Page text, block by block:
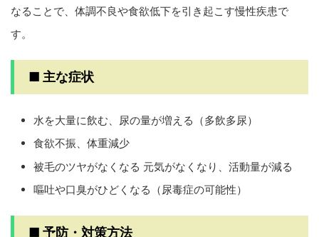
なることで、体調不良や食欲低下を引き起こす慢性疾患で
す。
■ 主な症状
水を大量に飲む、尿の量が増える（多飲多尿）
食欲不振、体重減少
被毛のツヤがなくなる 元気がなくなり、活動量が減る
嘔吐や口臭がひどくなる（尿毒症の可能性）
■ 予防・対策方法